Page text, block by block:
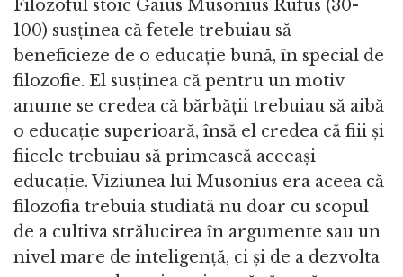
Filozoful stoic Gaius Musonius Rufus (30-
100) susținea că fetele trebuiau să
beneficieze de o educație bună, în special de
filozofie. El susținea că pentru un motiv
anume se credea că bărbății trebuiau să aibă
o educație superioară, însă el credea că fiii și
fiicele trebuiau să primească aceeași
educație. Viziunea lui Musonius era aceea că
filozofia trebuia studiată nu doar cu scopul
de a cultiva strălucirea în argumente sau un
nivel mare de inteligență, ci și de a dezvolta